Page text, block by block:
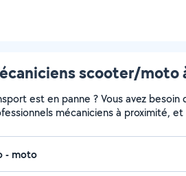
scooter/moto
est en panne ? Vous avez
mécaniciens à proximité,